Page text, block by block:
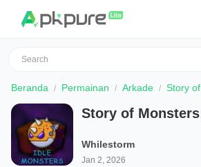
Beranda Permainan Arkade Story
Story of
Whilestorm
Jan 2, 2026